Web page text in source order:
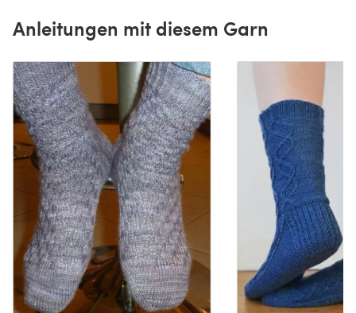
Anleitungen mit diesem Garn